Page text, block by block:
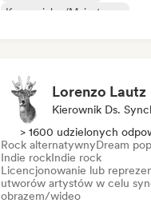
Komercjalny/Mainstream
Lorenzo Lautz
Kierownik Ds.
> 1600 udzielonych
Rock alternatywnyDream pop
Indie rockIndie rock
Licencjonowanie lub
utworów artystów w celu
obrazem/wideo